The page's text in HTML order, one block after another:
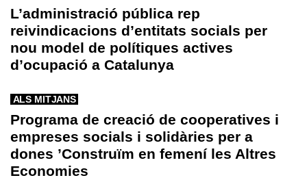
L’administració pública rep
reivindicacions d’entitats socials per
nou model de polítiques actives
d’ocupació a Catalunya
ALS MITJANS
Programa de creació de cooperatives i
empreses socials i solidàries per a
dones ’Construïm en femení les Altres
Economies